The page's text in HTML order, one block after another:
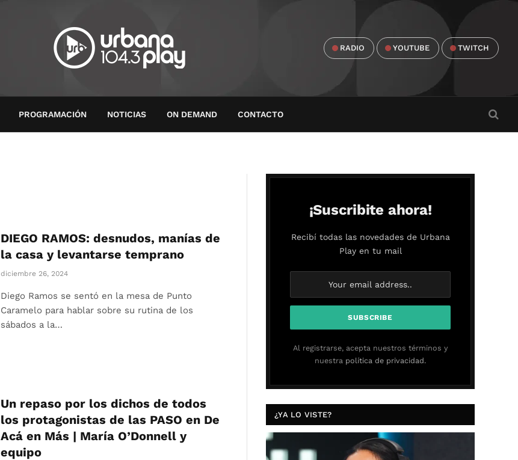
RADIO YOUTUBE TWITCH
PROGRAMACIÓN NOTICIAS ON DEMAND CONTACTO
DIEGO RAMOS: desnudos, manías de
la casa y levantarse temprano
diciembre 26, 2024
Diego Ramos se sentó en la mesa de Punto
Caramelo para hablar sobre su rutina de los
sábados a la…
Un repaso por los dichos de todos
los protagonistas de las PASO en De
Acá en Más | María O’Donnell y
equipo
¡Suscribite ahora!
Recibí todas las novedades de Urbana
Play en tu mail
Al registrarse, acepta nuestros términos y
nuestra política de privacidad.
¿YA LO VISTE?